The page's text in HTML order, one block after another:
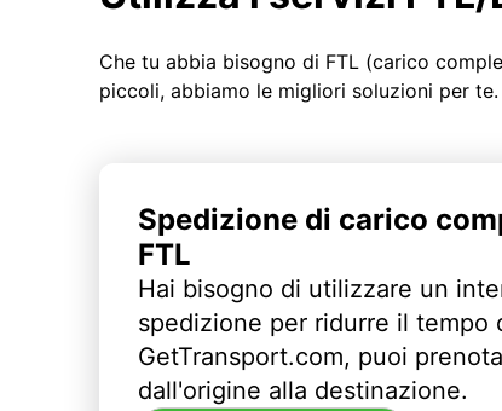
Che tu abbia bisogno di FTL (carico
piccoli, abbiamo le migliori soluzioni per te.
Spedizione di carico
FTL
Hai bisogno di utilizzare un
spedizione per ridurre il tempo
GetTransport.com, puoi
dall'origine alla destinazione.